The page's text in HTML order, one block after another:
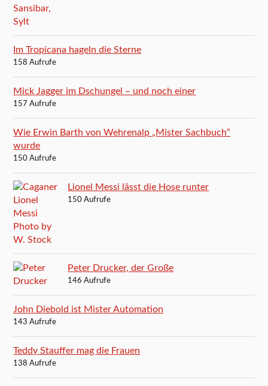
Im Tropicana hageln die Sterne
158 Aufrufe
Mick Jagger im Dschungel – und noch einer
157 Aufrufe
Wie Erwin Barth von Wehrenalp „Mister Sachbuch“
wurde
150 Aufrufe
Lionel Messi lässt die Hose runter
150 Aufrufe
Peter Drucker, der Große
146 Aufrufe
John Diebold ist Mister Automation
143 Aufrufe
Teddy Stauffer mag die Frauen
138 Aufrufe